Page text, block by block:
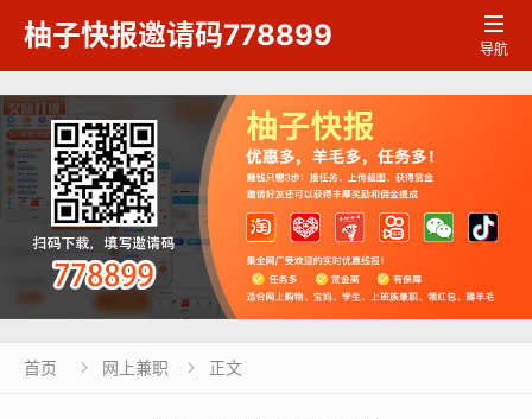
柚子快报邀请码778899 
导航
首页  网上兼职  正文